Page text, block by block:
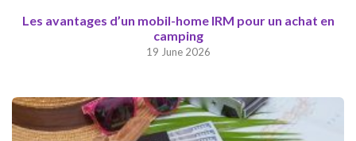
Les avantages d’un mobil-home IRM pour un achat en
camping
19 June 2026